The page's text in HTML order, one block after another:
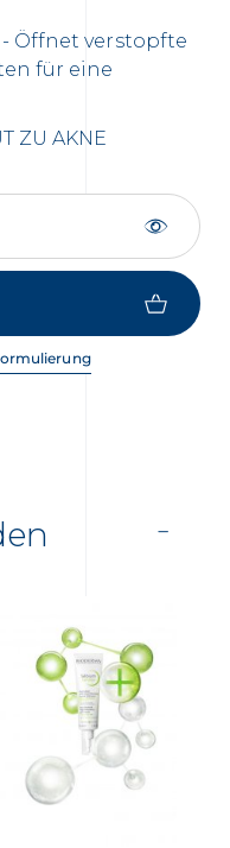
Öffnet verstopfte
für eine
ZU AKNE